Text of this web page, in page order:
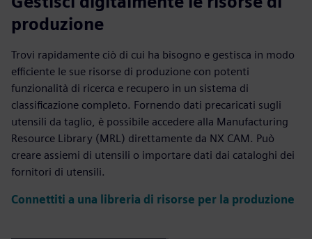
produzione
Trovi rapidamente ciò di cui ha bisogno e gestisca in modo
efficiente le sue risorse di produzione con potenti
funzionalità di ricerca e recupero in un sistema di
classificazione completo. Fornendo dati precaricati sugli
utensili da taglio, è possibile accedere alla Manufacturing
Resource Library (MRL) direttamente da NX CAM. Può
creare assiemi di utensili o importare dati dai cataloghi dei
fornitori di utensili.
Connettiti a una libreria di risorse per la produzione